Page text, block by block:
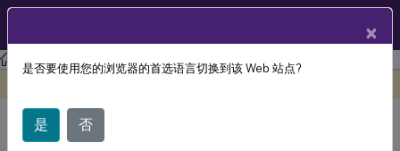
StoreFront StoreFront 当前版本
最终用户访问
×
是否要使用您的浏览器的首选语言切换到该 Web 站点?
是 否